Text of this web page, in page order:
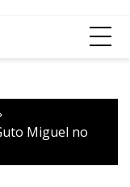
Miguel no